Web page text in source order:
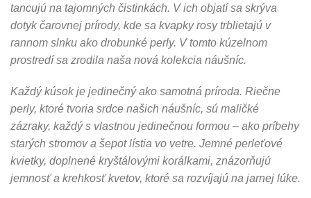
tancujú na tajomných čistinkách. V ich objatí sa skrýva
dotyk čarovnej prírody, kde sa kvapky rosy trblietajú v
rannom slnku ako drobunké perly. V tomto kúzelnom
prostredí sa zrodila naša nová kolekcia náušníc.
Každý kúsok je jedinečný ako samotná príroda. Riečne
perly, ktoré tvoria srdce našich náušníc, sú maličké
zázraky, každý s vlastnou jedinečnou formou – ako príbehy
starých stromov a šepot lístia vo vetre. Jemné perleťové
kvietky, doplnené kryštálovými korálkami, znázorňujú
jemnosť a krehkosť kvetov, ktoré sa rozvíjajú na jarnej lúke.